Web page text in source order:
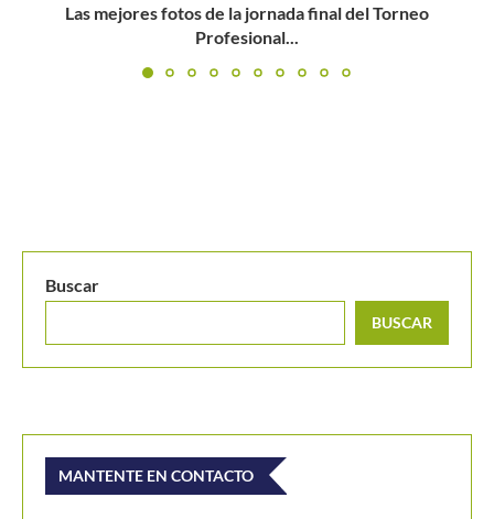
Ranking WTA. Sloane Stephens es la nueva inquilina en
el...
Buscar
BUSCAR
MANTENTE EN CONTACTO